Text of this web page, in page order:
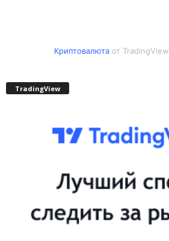
Криптовалютаот TradingView
TradingView